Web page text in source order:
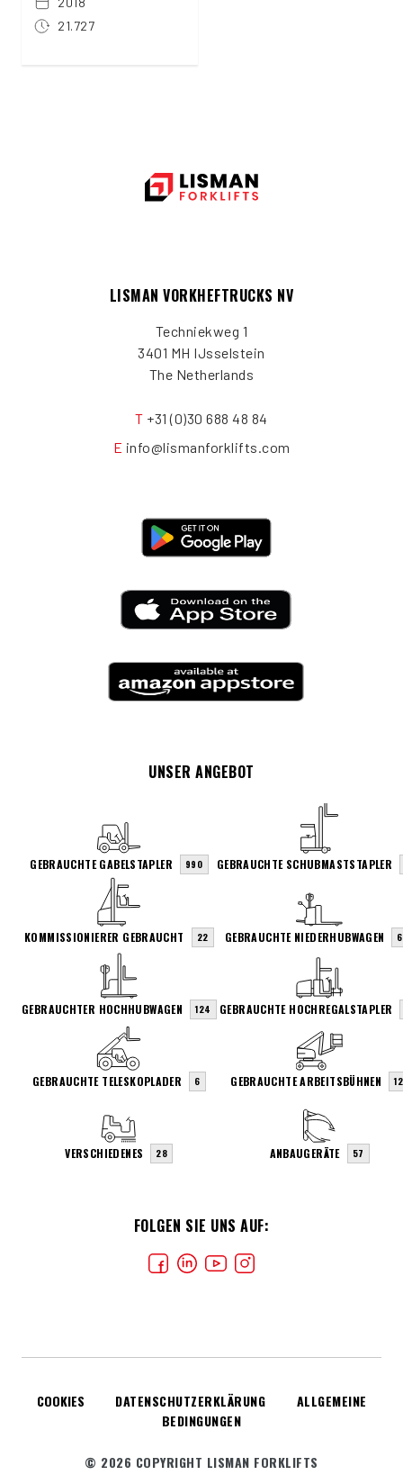
21.727
LISMAN VORKHEFTRUCKS NV
Techniekweg 1
3401 MH IJsselstein
The Netherlands
T +31 (0)30 688 48 84
E info@lismanforklifts.com
FOLGEN SIE UNS AUF:
UNSER ANGEBOT
GEBRAUCHTE GABELSTAPLER 990 GEBRAUCHTE SCHUBMASTSTAPLER
KOMMISSIONIERER GEBRAUCHT 22 GEBRAUCHTE NIEDERHUBWAGEN
GEBRAUCHTER HOCHHUBWAGEN 124 GEBRAUCHTE HOCHREGALSTAPLER
GEBRAUCHTE TELESKOPLADER 6 GEBRAUCHTE ARBEITSBÜHNEN 12
VERSCHIEDENES 28 ANBAUGERÄTE 57
COOKIES DATENSCHUTZERKLÄRUNG
ALLGEMEINE
BEDINGUNGEN
© 2026 COPYRIGHT LISMAN FORKLIFTS